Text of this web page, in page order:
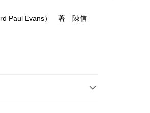
Paul Evans） 著 陳信